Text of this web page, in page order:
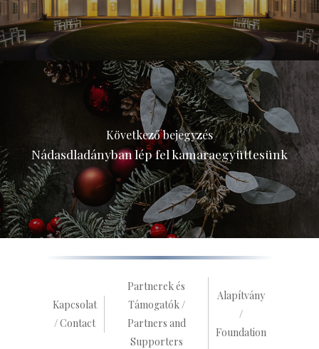
Következő bejegyzés
Nádasdladányban lép fel kamaraegyüttesünk
Kapcsolat
/ Contact
Partnerek és
Támogatók /
Partners and
Supporters
Alapítvány
/
Foundation